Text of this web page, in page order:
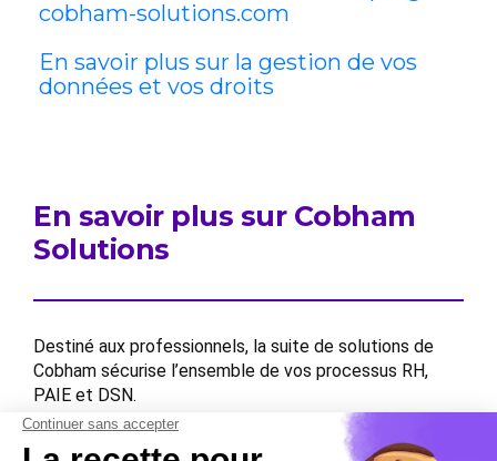
cobham-solutions.com
En savoir plus sur la gestion de vos
données et vos droits
En savoir plus sur Cobham
Solutions
Destiné aux professionnels, la suite de solutions de
Cobham sécurise l’ensemble de vos processus RH,
PAIE et DSN.